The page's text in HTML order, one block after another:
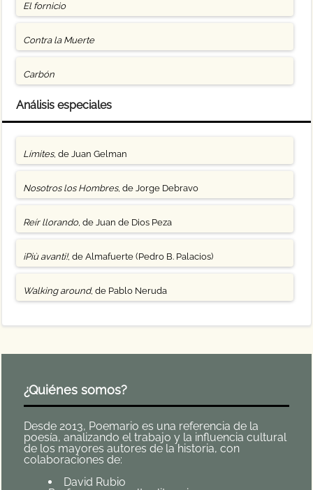
El fornicio
Contra la Muerte
Carbón
Análisis especiales
Límites, de Juan Gelman
Nosotros los Hombres, de Jorge Debravo
Reír llorando, de Juan de Dios Peza
¡Più avanti!, de Almafuerte (Pedro B. Palacios)
Walking around, de Pablo Neruda
¿Quiénes somos?
Desde 2013, Poemario es una referencia de la
poesía, analizando el trabajo y la influencia cultural
de los mayores autores de la historia, con
colaboraciones de:
David Rubio